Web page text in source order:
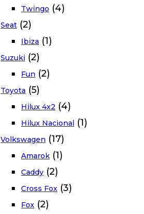
Twingo (4)
Seat (2)
Ibiza (1)
Suzuki (2)
Fun (2)
Toyota (5)
Hilux 4x2 (4)
Hilux Nacional (1)
Volkswagen (17)
Amarok (1)
Caddy (2)
Cross Fox (3)
Fox (2)